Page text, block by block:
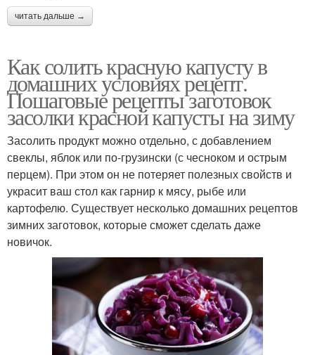
читать дальше →
Как солить красную капусту в
домашних условиях рецепт.
Пошаговые рецепты заготовок
засолки красной капусты на зиму
Засолить продукт можно отдельно, с добавлением
свеклы, яблок или по-грузински (с чесноком и острым
перцем). При этом он не потеряет полезных свойств и
украсит ваш стол как гарнир к мясу, рыбе или
картофелю. Существует несколько домашних рецептов
зимних заготовок, которые сможет сделать даже
новичок.